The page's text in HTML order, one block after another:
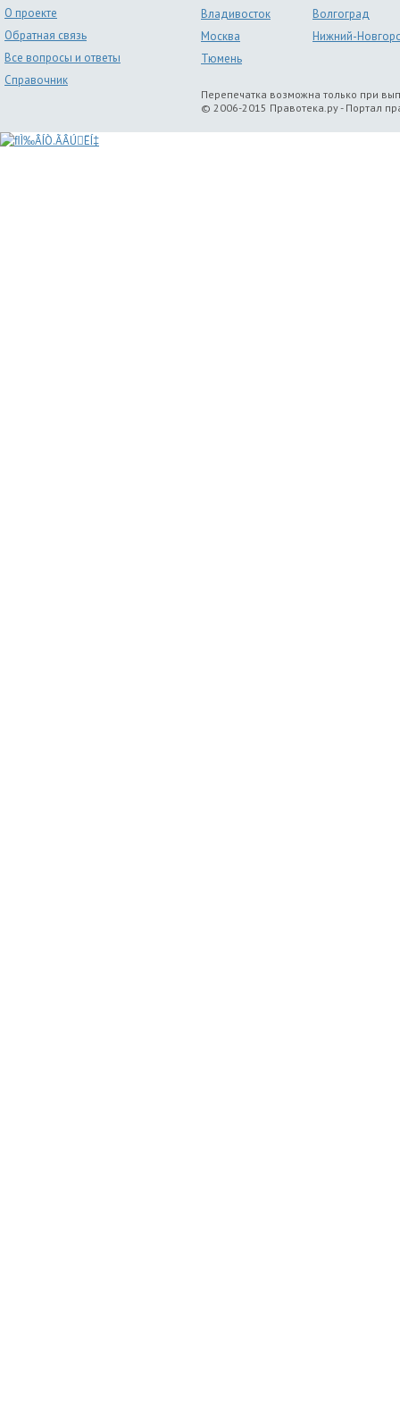
О проекте
Обратная связь
Все вопросы и ответы
Справочник
Владивосток
Волгоград
Москва
Нижний-
Тюмень
Перепечатка возможна только при
© 2006-2015 Правотека.ру - Портал